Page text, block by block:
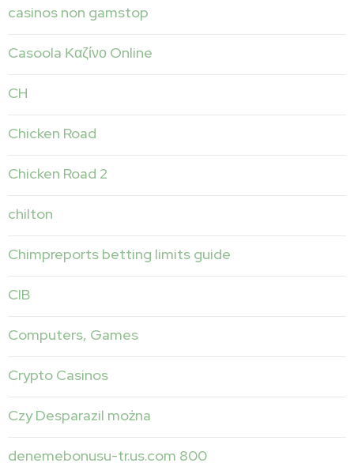
casinos non gamstop
Casoola Καζίνο Online
CH
Chicken Road
Chicken Road 2
chilton
Chimpreports betting limits guide
CIB
Computers, Games
Crypto Casinos
Czy Desparazil można
denemebonusu-tr.us.com 800